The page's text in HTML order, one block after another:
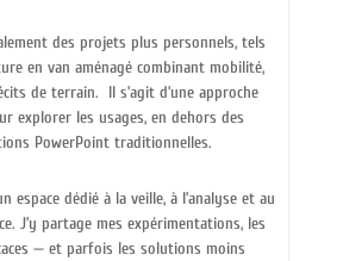
des projets plus personnels, tels
en van aménagé combinant mobilité,
de terrain. Il s’agit d’une approche
explorer les usages, en dehors des
PowerPoint traditionnelles.
espace dédié à la veille, à l’analyse et au
J’y partage mes expérimentations, les
— et parfois les solutions moins